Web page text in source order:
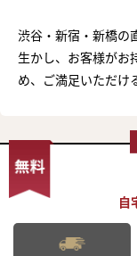
渋谷・新宿・新橋の
生かし、お客様がお
め、ご満足いただけ